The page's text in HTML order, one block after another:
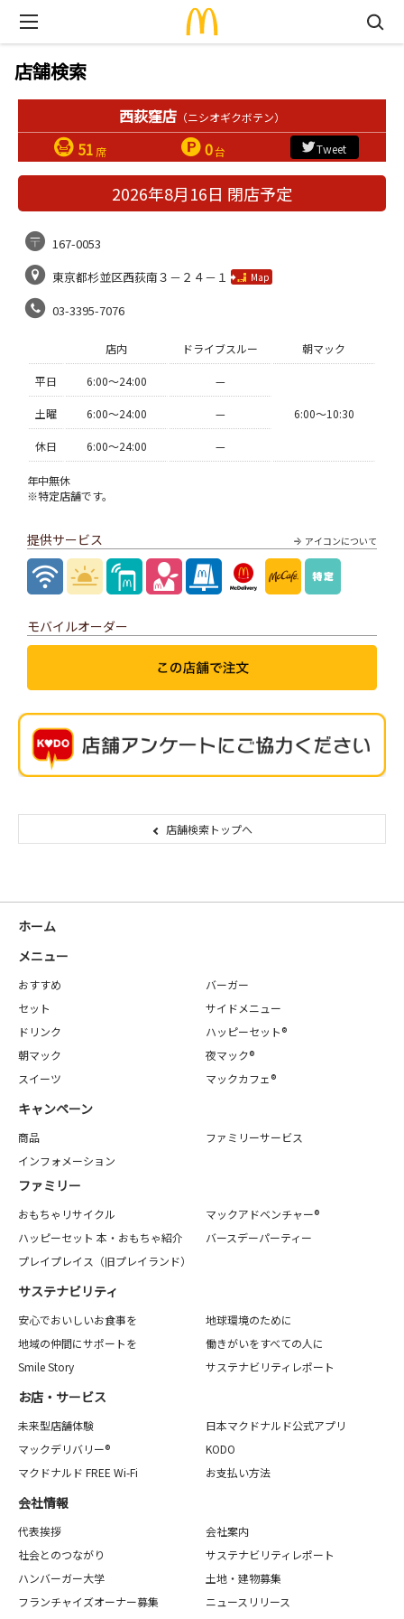
店舗検索
西荻窪店 （ニシオギクボテン）
51 席 0台 Tweet
2026年8月16日 閉店予定
167-0053
東京都杉並区西荻南３－２４－１
Map
03-3395-7076
店内 ドライブスルー 朝マック
平日 6:00〜24:00 —
6:00〜10:30
土曜 6:00〜24:00 —
休日 6:00〜24:00 —
年中無休
※特定店舗です。
アイコンについて
提供サービス
モバイルオーダー
店舗検索トップへ
ホーム
メニュー
おすすめ
バーガー
セット
サイドメニュー
ドリンク
ハッピーセット®
朝マック
夜マック®
スイーツ
マックカフェ®
キャンペーン
商品
ファミリーサービス
インフォメーション
ファミリー
おもちゃリサイクル
マックアドベンチャー®
ハッピーセット 本・おもちゃ紹介
バースデーパーティー
プレイプレイス（旧プレイランド）
サステナビリティ
安心でおいしいお食事を
地球環境のために
地域の仲間にサポートを
働きがいをすべての人に
Smile Story
サステナビリティレポート
お店・サービス
未来型店舗体験
日本マクドナルド公式アプリ
マックデリバリー®
KODO
マクドナルド FREE Wi-Fi
お支払い方法
会社情報
代表挨拶
会社案内
社会とのつながり
サステナビリティレポート
ハンバーガー大学
土地・建物募集
フランチャイズオーナー募集
ニュースリリース